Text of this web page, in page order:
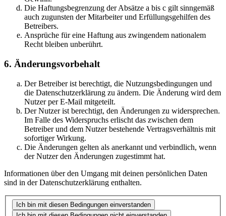
Die Haftungsbegrenzung der Absätze a bis c gilt sinngemäß
auch zugunsten der Mitarbeiter und Erfüllungsgehilfen des
Betreibers.
Ansprüche für eine Haftung aus zwingendem nationalem
Recht bleiben unberührt.
6. Änderungsvorbehalt
Der Betreiber ist berechtigt, die Nutzungsbedingungen und
die Datenschutzerklärung zu ändern. Die Änderung wird dem
Nutzer per E-Mail mitgeteilt.
Der Nutzer ist berechtigt, den Änderungen zu widersprechen.
Im Falle des Widerspruchs erlischt das zwischen dem
Betreiber und dem Nutzer bestehende Vertragsverhältnis mit
sofortiger Wirkung.
Die Änderungen gelten als anerkannt und verbindlich, wenn
der Nutzer den Änderungen zugestimmt hat.
Informationen über den Umgang mit deinen persönlichen Daten
sind in der Datenschutzerklärung enthalten.